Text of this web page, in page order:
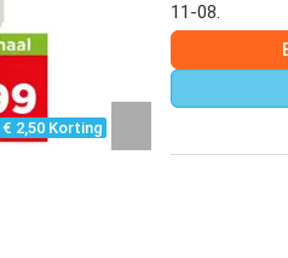
€ 2,50 Korting
11-08.